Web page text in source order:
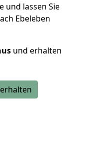
und lassen Sie
Ebeleben
und erhalten